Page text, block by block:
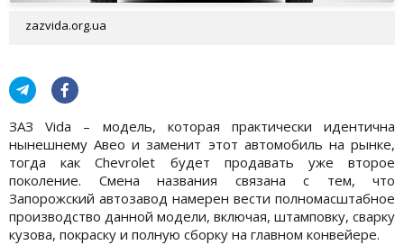
zazvida.org.ua
ЗАЗ Vida – модель, которая практически идентична
нынешнему Авео и заменит этот автомобиль на рынке,
тогда как Chevrolet будет продавать уже второе
поколение. Смена названия связана с тем, что
Запорожский автозавод намерен вести полномасштабное
производство данной модели, включая, штамповку, сварку
кузова, покраску и полную сборку на главном конвейере.